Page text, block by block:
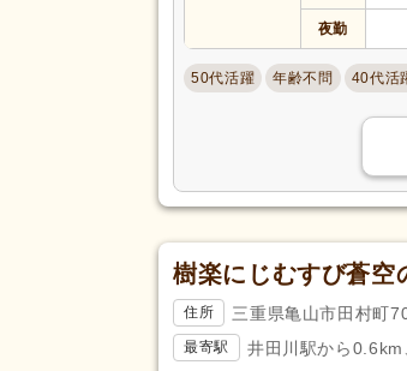
夜勤
50代活躍 年齢不問 40代活
樹楽にじむすび蒼空
住所 三重県亀山市田村町
最寄駅 井田川駅から